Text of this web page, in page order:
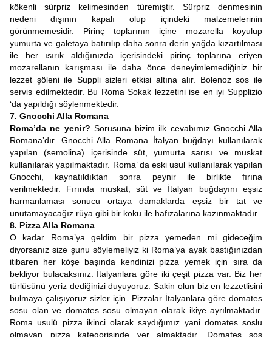
kökenli sürpriz kelimesinden türemiştir. Sürpriz denmesinin
nedeni dışının kapalı olup içindeki malzemelerinin
görünmemesidir. Pirinç toplarının içine mozarella koyulup
yumurta ve galetaya batırılıp daha sonra derin yağda kızartılması
ile her ısırık aldığınızda içerisindeki pirinç toplarına eriyen
mozarellanın karışması ile daha önce deneyimlemediğiniz bir
lezzet şöleni ile Suppli sizleri etkisi altına alır. Bolenoz sos ile
servis edilmektedir. Bu Roma Sokak lezzetini ise en iyi Supplizio
‘da yapıldığı söylenmektedir.
7. Gnocchi Alla Romana
Roma’da ne yenir? Sorusuna bizim ilk cevabımız Gnocchi Alla
Romana’dır. Gnocchi Alla Romana İtalyan buğdayı kullanılarak
yapılan (semolina) içerisinde süt, yumurta sarısı ve muskat
kullanılarak yapılmaktadır. Roma’ da eski usul kullanılarak yapılan
Gnocchi, kaynatıldıktan sonra peynir ile birlikte fırına
verilmektedir. Fırında muskat, süt ve İtalyan buğdayını eşsiz
harmanlaması sonucu ortaya damaklarda eşsiz bir tat ve
unutamayacağız rüya gibi bir koku ile hafızalarına kazınmaktadır.
8. Pizza Alla Romana
O kadar Roma’ya geldim bir pizza yemeden mi gideceğim
diyorsanız size şunu söylemeliyiz ki Roma’ya ayak bastığınızdan
itibaren her köşe başında kendinizi pizza yemek için sıra da
bekliyor bulacaksınız. İtalyanlara göre iki çeşit pizza var. Biz her
türlüsünü yeriz dediğinizi duyuyoruz. Sakin olun biz en lezzetlisini
bulmaya çalışıyoruz sizler için. Pizzalar İtalyanlara göre domates
sosu olan ve domates sosu olmayan olarak ikiye ayrılmaktadır.
Roma usulü pizza ikinci olarak saydığımız yani domates soslu
olmayan pizza kategorisinde yer almaktadır. Domates sos